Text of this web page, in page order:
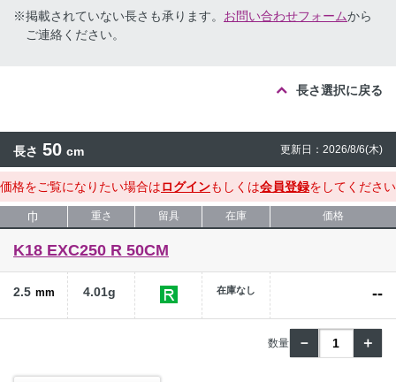
※掲載されていない長さも承ります。 お問い合わせフォームから
ご連絡ください。
長さ選択に戻る
長さ 50 cm 更新日：2026/8/6(木)
価格をご覧になりたい場合はログインもしくは会員登録をしてください
巾 重さ 留具 在庫 価格
K18 EXC250 R 50CM
2.5 mm 4.01g 在庫なし --
－ ＋